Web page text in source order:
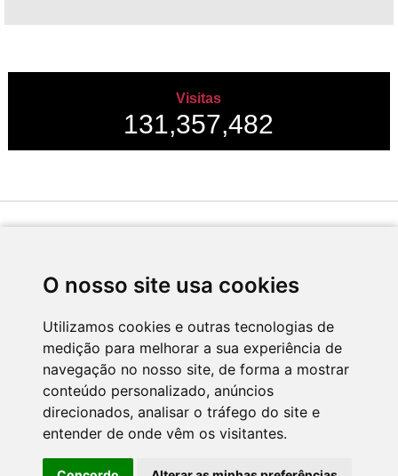
O nosso site usa cookies
Utilizamos cookies e outras tecnologias de
medição para melhorar a sua experiência de
navegação no nosso site, de forma a mostrar
conteúdo personalizado, anúncios
direcionados, analisar o tráfego do site e
entender de onde vêm os visitantes.
Visitas
131,357,482